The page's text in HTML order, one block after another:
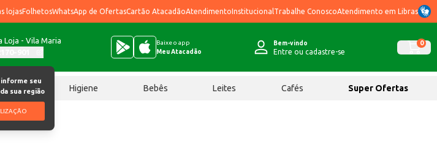
lojasFolhetosWhatsApp de OfertasCartão AtacadãoAtendimentoInstitucional Trabalhe ConoscoAtendimento em Libras
Loja - Vila Maria
informe seu
sua região
Baixe o app
Meu Atacadão
Bem-vindo
Entre ou cadastre-se
0
Higiene Bebês Leites Cafés Super Ofertas
100ml